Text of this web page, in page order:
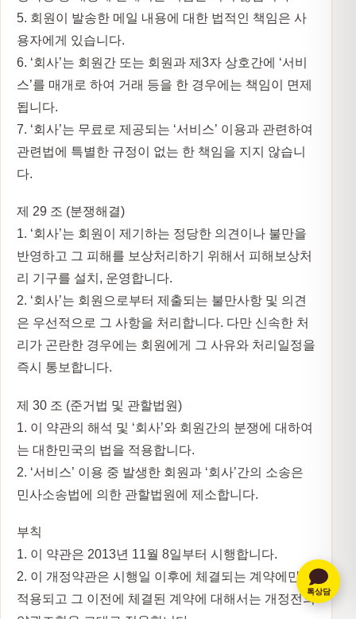
톡상담
5. 회원이 발송한 메일 내용에 대한 법적인 책임은 사
용자에게 있습니다.
6. ‘회사’는 회원간 또는 회원과 제3자 상호간에 ‘서비
스’를 매개로 하여 거래 등을 한 경우에는 책임이 면제
됩니다.
7. ‘회사’는 무료로 제공되는 ‘서비스’ 이용과 관련하여
관련법에 특별한 규정이 없는 한 책임을 지지 않습니
다.
제 29 조 (분쟁해결)
1. ‘회사’는 회원이 제기하는 정당한 의견이나 불만을
반영하고 그 피해를 보상처리하기 위해서 피해보상처
리 기구를 설치, 운영합니다.
2. ‘회사’는 회원으로부터 제출되는 불만사항 및 의견
은 우선적으로 그 사항을 처리합니다. 다만 신속한 처
리가 곤란한 경우에는 회원에게 그 사유와 처리일정을
즉시 통보합니다.
제 30 조 (준거법 및 관할법원)
1. 이 약관의 해석 및 ‘회사’와 회원간의 분쟁에 대하여
는 대한민국의 법을 적용합니다.
2. ‘서비스’ 이용 중 발생한 회원과 ‘회사’간의 소송은
민사소송법에 의한 관할법원에 제소합니다.
부칙
1. 이 약관은 2013년 11월 8일부터 시행합니다.
2. 이 개정약관은 시행일 이후에 체결되는 계약에만
적용되고 그 이전에 체결된 계약에 대해서는 개정전의